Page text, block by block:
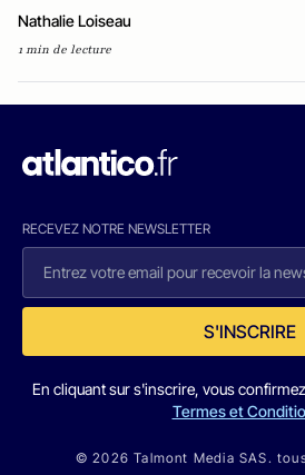
Nathalie Loiseau
1 min de lecture
RECEVEZ NOTRE NEWSLETTER
S'INSCRIRE
En cliquant sur s'inscrire, vous
Termes et
© 2026 Talmont Media SAS.